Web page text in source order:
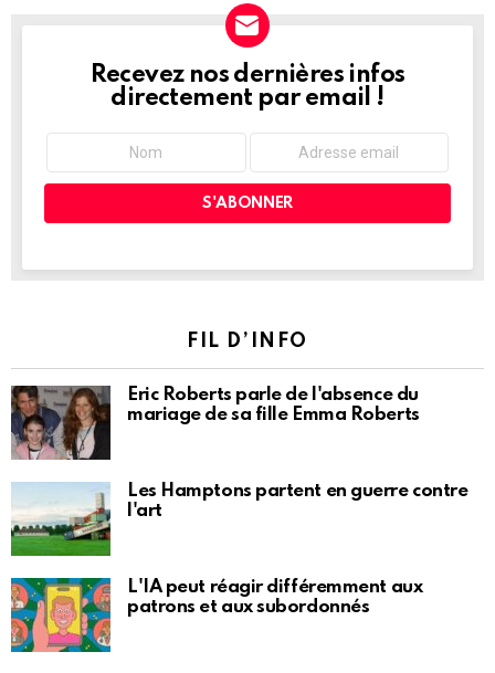
NEWSLETTER
Recevez nos dernières infos
directement par email !
FIL D’INFO
Eric Roberts parle de l'absence du
mariage de sa fille Emma Roberts
Les Hamptons partent en guerre contre
l'art
L'IA peut réagir différemment aux
patrons et aux subordonnés